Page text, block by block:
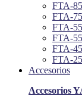
FTA-
FTA-
FTA-
FTA-
FTA-
FTA-
Accesorios
Accesorios